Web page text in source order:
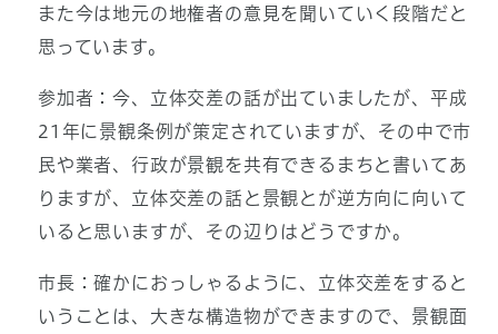
また今は地元の地権者の意見を聞いていく段階だと
思っています。
参加者：今、立体交差の話が出ていましたが、平成
21年に景観条例が策定されていますが、その中で市
民や業者、行政が景観を共有できるまちと書いてあ
りますが、立体交差の話と景観とが逆方向に向いて
いると思いますが、その辺りはどうですか。
市長：確かにおっしゃるように、立体交差をすると
いうことは、大きな構造物ができますので、景観面